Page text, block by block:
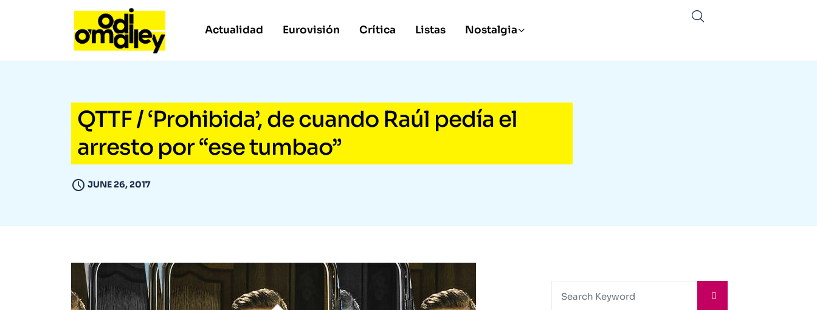
Actualidad Eurovisión Crítica Listas Nostalgia
QTTF / ‘Prohibida’, de cuando Raúl pedía el
arresto por “ese tumbao”
JUNE 26, 2017